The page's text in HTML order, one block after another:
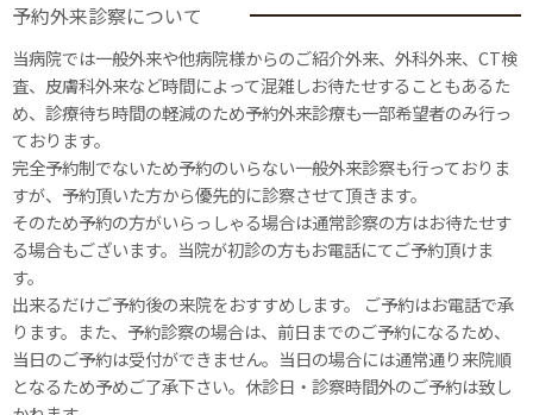
予約外来診察について
当病院では一般外来や他病院様からのご紹介外来、外科外来、CT検
査、皮膚科外来など時間によって混雑しお待たせすることもあるた
め、診療待ち時間の軽減のため予約外来診療も一部希望者のみ行っ
ております。
完全予約制でないため予約のいらない一般外来診察も行っておりま
すが、予約頂いた方から優先的に診察させて頂きます。
そのため予約の方がいらっしゃる場合は通常診察の方はお待たせす
る場合もございます。当院が初診の方もお電話にてご予約頂けま
す。
出来るだけご予約後の来院をおすすめします。 ご予約はお電話で承
ります。また、予約診察の場合は、前日までのご予約になるため、
当日のご予約は受付ができません。当日の場合には通常通り来院順
となるため予めご了承下さい。休診日・診察時間外のご予約は致し